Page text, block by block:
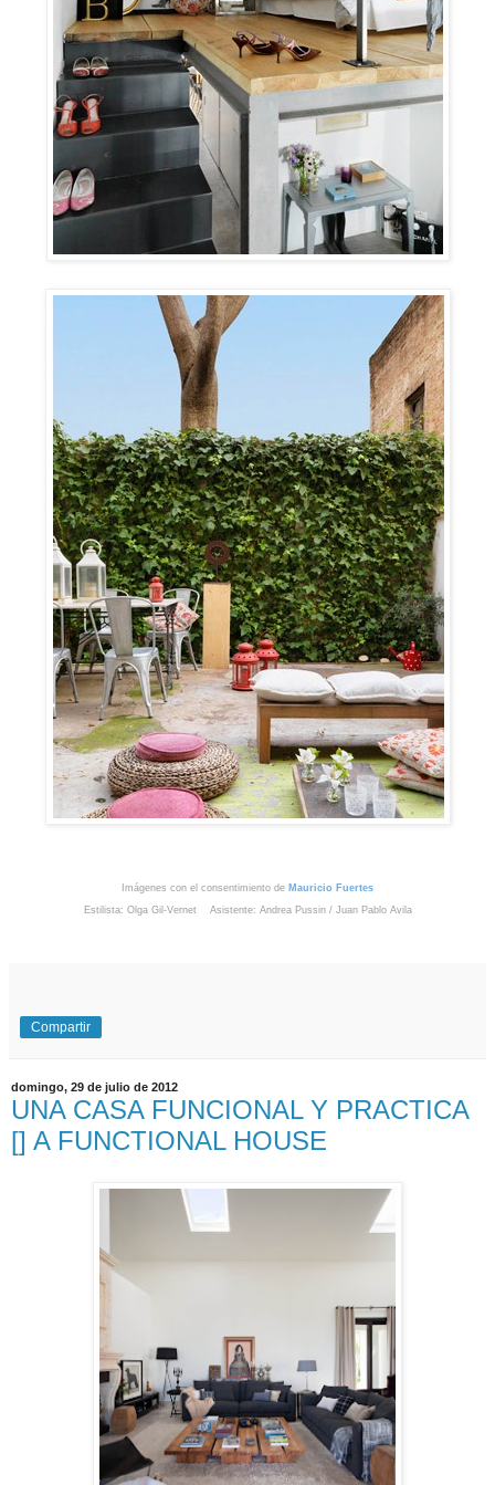
Imágenes con el consentimiento de Mauricio Fuertes
Estilista: Olga Gil-Vernet Asistente: Andrea Pussin / Juan Pablo Avila
Compartir
domingo, 29 de julio de 2012
UNA CASA FUNCIONAL Y PRACTICA
[] A FUNCTIONAL HOUSE